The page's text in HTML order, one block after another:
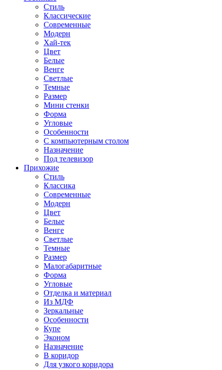
Стиль
Классические
Современные
Модерн
Хай-тек
Цвет
Белые
Венге
Светлые
Темные
Размер
Мини стенки
Форма
Угловые
Особенности
С компьютерным столом
Назначение
Под телевизор
Прихожие
Стиль
Классика
Современные
Модерн
Цвет
Белые
Венге
Светлые
Темные
Размер
Малогабаритные
Форма
Угловые
Отделка и материал
Из МДФ
Зеркальные
Особенности
Купе
Эконом
Назначение
В коридор
Для узкого коридора